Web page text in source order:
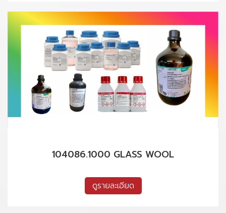
104086.1000 GLASS WOOL
ดูรายละเอียด